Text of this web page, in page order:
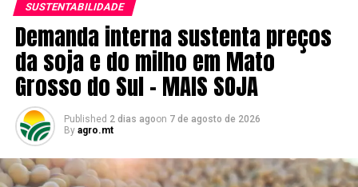
Site: Cepea
RELATED TOPICS:
UP NEXT
Fórum da Aprosoja MT reúne produtores e especialistas
para discutir crédito e endividamento no campo – MAIS
SOJA
SUSTENTABILIDADE
Demanda interna sustenta preços
da soja e do milho em Mato
Grosso do Sul – MAIS SOJA
Published 2 dias agoon 7 de agosto de 2026
By agro.mt